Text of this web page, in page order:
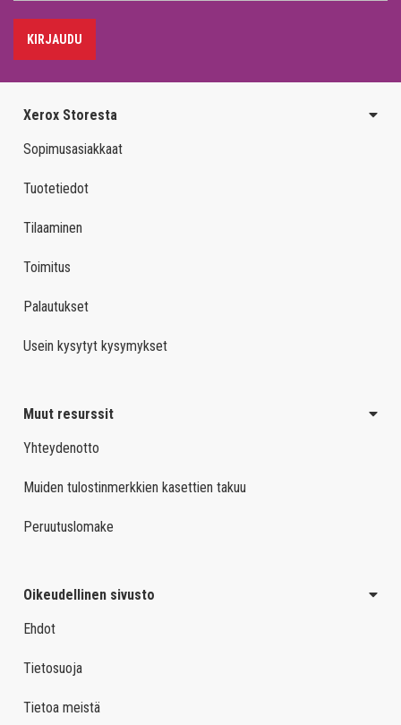
KIRJAUDU
Xerox Storesta
Sopimusasiakkaat
Tuotetiedot
Tilaaminen
Toimitus
Palautukset
Usein kysytyt kysymykset
Muut resurssit
Yhteydenotto
Muiden tulostinmerkkien kasettien takuu
Peruutuslomake
Oikeudellinen sivusto
Ehdot
Tietosuoja
Tietoa meistä